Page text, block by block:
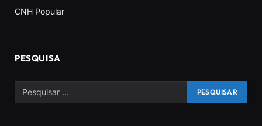
CNH Popular
PESQUISA